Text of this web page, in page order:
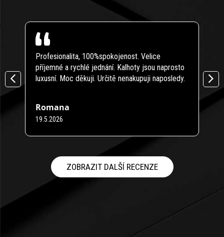
Romana
Hodnocení obchodu je 5 z 5 hvězdiček.
19.5.2026
Profesionalita, 100%spokojenost. Velice
příjemné a rychlé jednání. Kalhoty jsou naprosto
luxusní. Moc děkuji. Určitě nenakupuji naposledy.
ZOBRAZIT DALŠÍ RECENZE